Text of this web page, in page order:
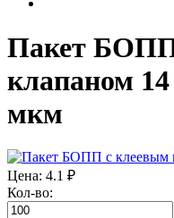
Пакет
клапаном
мкм
Цена: 4.1 ₽
Кол-во: